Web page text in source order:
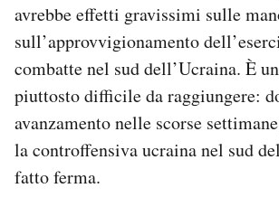
avrebbe effetti gravissimi sulle
sull’approvvigionamento
combatte nel sud dell’Ucraina. È
piuttosto difficile da raggiungere:
avanzamento nelle scorse
la controffensiva ucraina nel sud
fatto ferma.